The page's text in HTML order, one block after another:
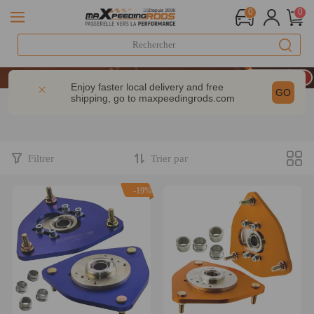
0 0
LIVRAISON GRATUITE À DOMICILE - FR
20e anniversaire : -9% | CODE : MXR20TH
-10% dès 200 € – CODE : WELCOME
Enjoy faster local delivery and free
shipping, go to maxpeedingrods.com GO
Filtrer Trier par
-19%